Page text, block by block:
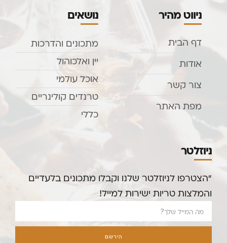
ניווט מהיר
דף הבית
אודות
צור קשר
מפת האתר
נושאים
מתכונים והדרכות
יין ואלכוהול
אוכל עולמי
טרנדים קולינריים
כללי
ניוזלטר
“הצטרפו לניוזלטר שלנו וקבלו מתכונים בלעדיים
והמלצות טריות ישירות למייל!
הירשם